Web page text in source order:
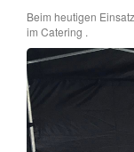
Beim heutigen
im Catering .